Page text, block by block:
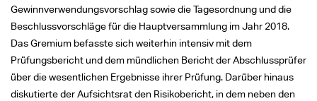
Gewinnverwendungsvorschlag sowie die Tagesordnung und die
Beschlussvorschläge für die Hauptversammlung im Jahr 2018.
Das Gremium befasste sich weiterhin intensiv mit dem
Prüfungsbericht und dem mündlichen Bericht der Abschlussprüfer
über die wesentlichen Ergebnisse ihrer Prüfung. Darüber hinaus
diskutierte der Aufsichtsrat den Risikobericht, in dem neben den